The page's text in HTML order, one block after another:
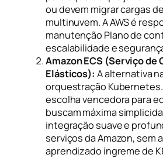
ou devem migrar cargas
multinuvem. A AWS é
manutenção Plano de
escalabilidade e
Amazon ECS (Serviço de
Elásticos): A alternativa
orquestração Kubernetes.
escolha vencedora para
buscam máxima
integração suave e
serviços da Amazon, sem
aprendizado íngreme de